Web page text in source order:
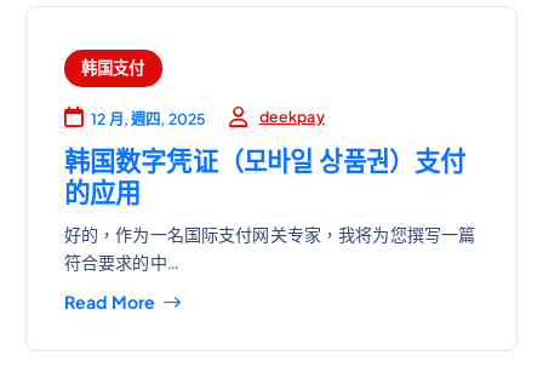
韩国支付
12 月, 週四, 2025 deekpay
韩国数字凭证（모바일 상품권）支付
的应用
好的，作为一名国际支付网关专家，我将为您撰写一篇
符合要求的中…
Read More